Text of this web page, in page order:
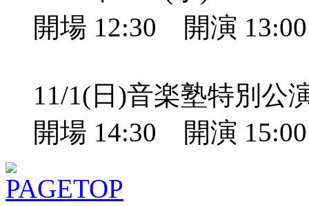
開場 12:30 開演
11/1(日)音楽塾特別公
開場 14:30 開演